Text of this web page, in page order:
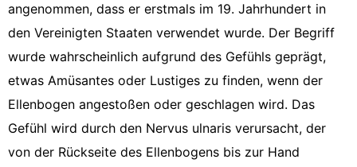
angenommen, dass er erstmals im 19. Jahrhundert in
den Vereinigten Staaten verwendet wurde. Der Begriff
wurde wahrscheinlich aufgrund des Gefühls geprägt,
etwas Amüsantes oder Lustiges zu finden, wenn der
Ellenbogen angestoßen oder geschlagen wird. Das
Gefühl wird durch den Nervus ulnaris verursacht, der
von der Rückseite des Ellenbogens bis zur Hand